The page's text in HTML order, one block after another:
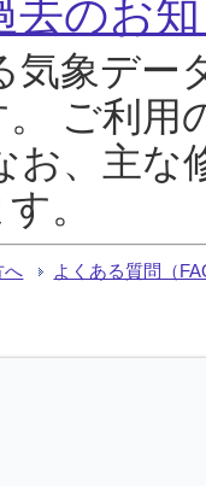
去のお
象デー
ご利用
お、主な
。
へ よくある質問（